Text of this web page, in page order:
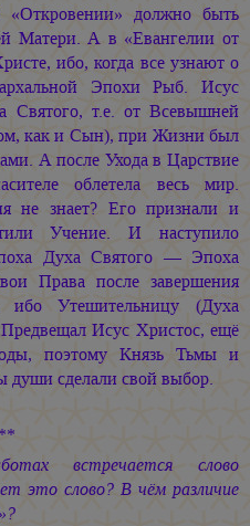
должно быть
Матери. А в «Евангелии от
ибо, когда все узнают о
Эпохи Рыб. Исус
Святого, т.е. от Всевышней
как и Сын), при Жизни был
А после Ухода в Царствие
облетела весь мир.
не знает? Его признали и
Учение. И наступило
Духа Святого — Эпоха
Права после завершения
ибо Утешительницу (Духа
Исус Христос, ещё
поэтому Князь Тьмы и
души сделали свой выбор.
встречается слово
это слово? В чём различие